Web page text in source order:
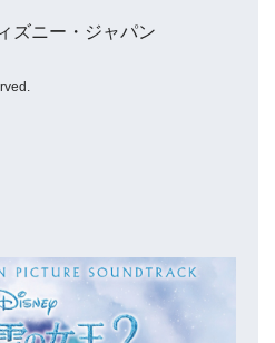
ズニー・ジャパン